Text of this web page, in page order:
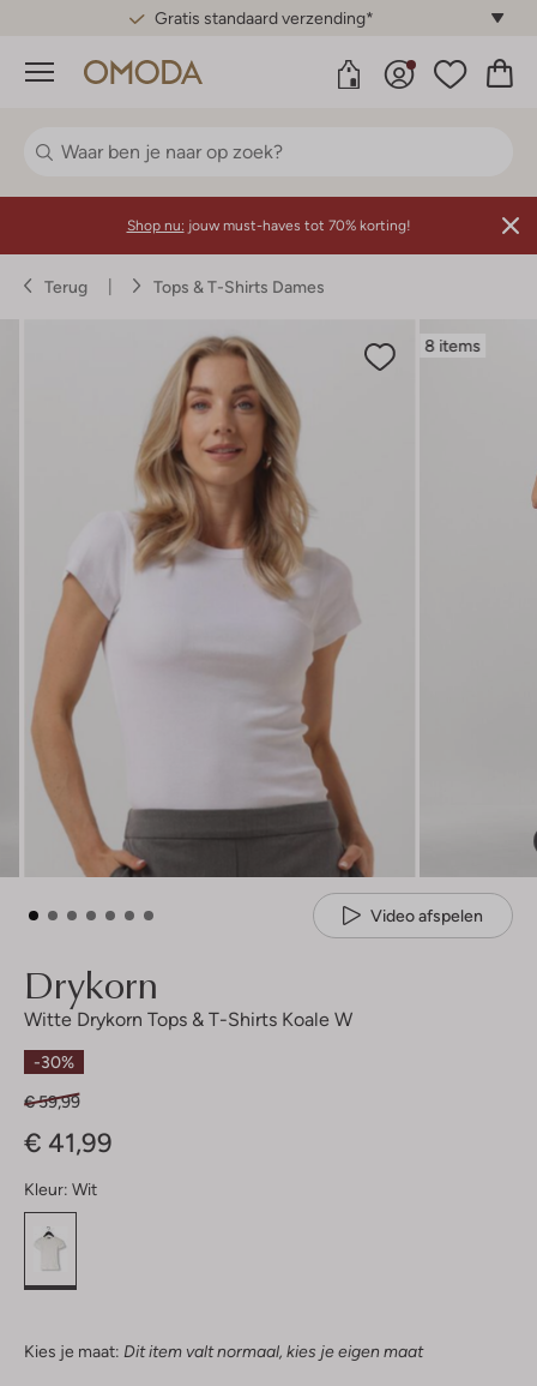
Gratis standaard verzending*
Menu
Shop nu: jouw must-haves tot 70% korting!
Terug Tops & T-Shirts Dames
8 items
Video afspelen
Drykorn
Witte Drykorn Tops & T-Shirts Koale W
-30%
€ 59,99
€ 41,99
Kleur: Wit
Kies je maat: Dit item valt normaal, kies je eigen maat